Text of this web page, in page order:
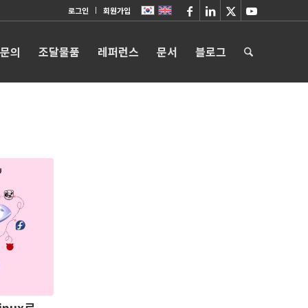
로그인 회원가입
의 조달물품 레퍼런스 문서 블로그